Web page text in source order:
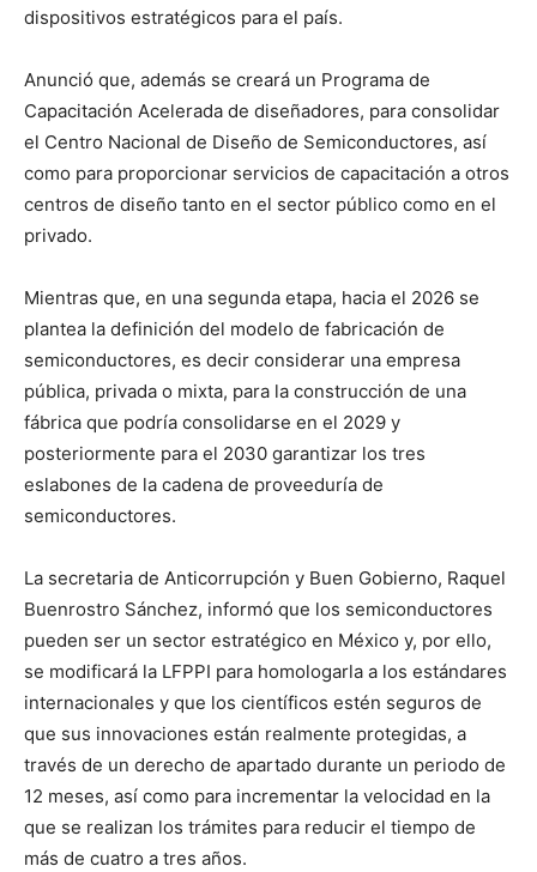
dispositivos estratégicos para el país.
Anunció que, además se creará un Programa de
Capacitación Acelerada de diseñadores, para consolidar
el Centro Nacional de Diseño de Semiconductores, así
como para proporcionar servicios de capacitación a otros
centros de diseño tanto en el sector público como en el
privado.
Mientras que, en una segunda etapa, hacia el 2026 se
plantea la definición del modelo de fabricación de
semiconductores, es decir considerar una empresa
pública, privada o mixta, para la construcción de una
fábrica que podría consolidarse en el 2029 y
posteriormente para el 2030 garantizar los tres
eslabones de la cadena de proveeduría de
semiconductores.
La secretaria de Anticorrupción y Buen Gobierno, Raquel
Buenrostro Sánchez, informó que los semiconductores
pueden ser un sector estratégico en México y, por ello,
se modificará la LFPPI para homologarla a los estándares
internacionales y que los científicos estén seguros de
que sus innovaciones están realmente protegidas, a
través de un derecho de apartado durante un periodo de
12 meses, así como para incrementar la velocidad en la
que se realizan los trámites para reducir el tiempo de
más de cuatro a tres años.